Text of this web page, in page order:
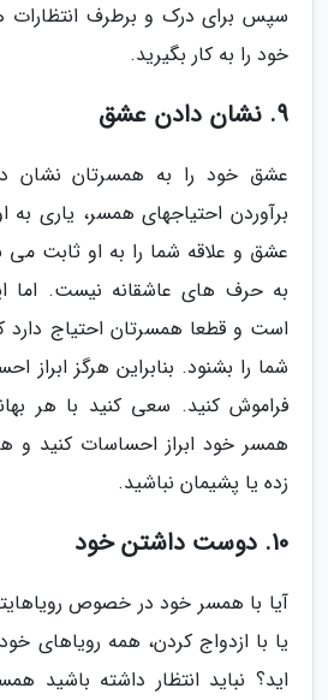
سپس برای درک و برطرف
خود را به کار بگیرید.
9. نشان دادن عشق
عشق خود را به همسرتان نشان
برآوردن احتیاجهای همسر، یاری
عشق و علاقه شما را به او ثابت می
به حرف های عاشقانه نیست. اما
است و قطعا همسرتان احتیاج
شما را بشنود. بنابراین هرگز ابراز
فراموش کنید. سعی کنید با هر
همسر خود ابراز احساسات کنید و
زده یا پشیمان نباشید.
10. دوست داشتن خود
آیا با همسر خود در خصوص
یا با ازدواج کردن، همه رویاهای
اید؟ نباید انتظار داشته باشید